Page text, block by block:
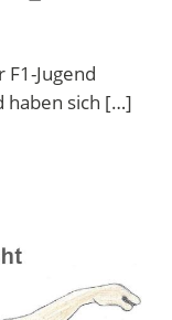
Jugend
haben sich […]